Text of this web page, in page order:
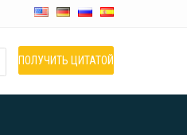
ПОЛУЧИТЬ ЦИТАТОЙ